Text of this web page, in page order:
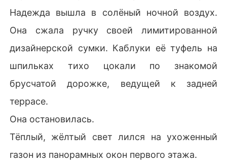
Надежда вышла в солёный ночной воздух.
Она сжала ручку своей лимитированной
дизайнерской сумки. Каблуки её туфель на
шпильках тихо цокали по знакомой
брусчатой дорожке, ведущей к задней
террасе.
Она остановилась.
Тёплый, жёлтый свет лился на ухоженный
газон из панорамных окон первого этажа.